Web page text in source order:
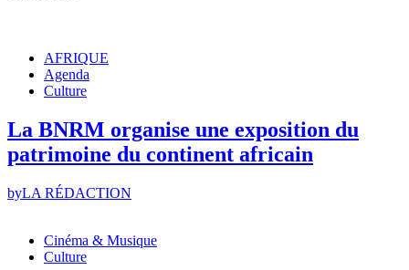
AFRIQUE
Agenda
Culture
La BNRM organise une exposition du
patrimoine du continent africain
byLA RÉDACTION
Cinéma & Musique
Culture